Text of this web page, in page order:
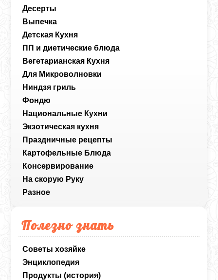
Десерты
Выпечка
Детская Кухня
ПП и диетические блюда
Вегетарианская Кухня
Для Микроволновки
Ниндзя гриль
Фондю
Национальные Кухни
Экзотическая кухня
Праздничные рецепты
Картофельные Блюда
Консервирование
На скорую Руку
Разное
Полезно знать
Советы хозяйке
Энциклопедия
Продукты (история)